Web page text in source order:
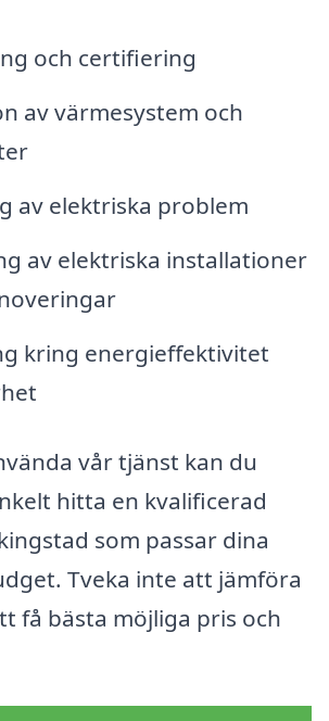
och certifiering
av värmesystem och
av elektriska problem
av elektriska installationer
kring energieffektivitet
vår tjänst kan du
hitta en kvalificerad
som passar dina
Tveka inte att jämföra
få bästa möjliga pris och